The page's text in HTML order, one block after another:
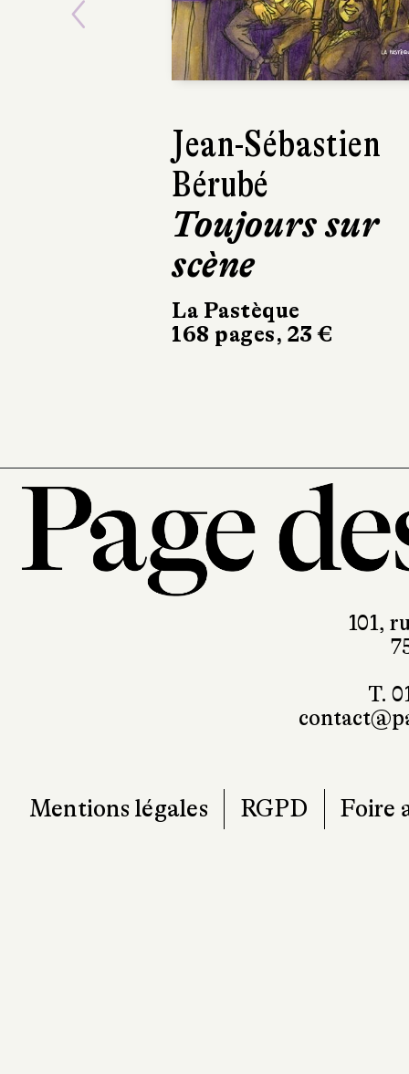
Kei Seikawa,
Akira Takahashi
Hero
Organization,
t. 1
Glénat
Previous
101,
T.
Mentions légales RGPD Foire